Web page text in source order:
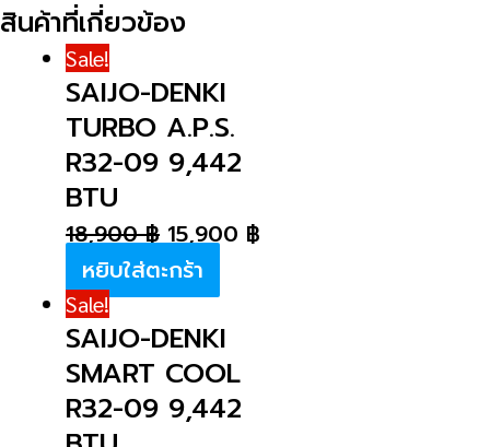
สินค้าที่เกี่ยวข้อง
Sale!
SAIJO-DENKI
TURBO A.P.S.
R32-09 9,442
BTU
18,900฿ 15,900 ฿
หยิบใส่ตะกร้า
Sale!
SAIJO-DENKI
SMART COOL
R32-09 9,442